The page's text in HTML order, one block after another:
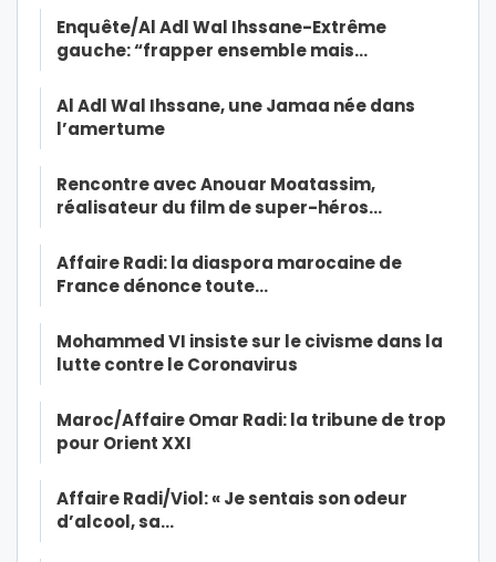
Enquête/Al Adl Wal Ihssane-Extrême
gauche: “frapper ensemble mais…
Al Adl Wal Ihssane, une Jamaa née dans
l’amertume
Rencontre avec Anouar Moatassim,
réalisateur du film de super-héros…
Affaire Radi: la diaspora marocaine de
France dénonce toute…
Mohammed VI insiste sur le civisme dans la
lutte contre le Coronavirus
Maroc/Affaire Omar Radi: la tribune de trop
pour Orient XXI
Affaire Radi/Viol: « Je sentais son odeur
d’alcool, sa…